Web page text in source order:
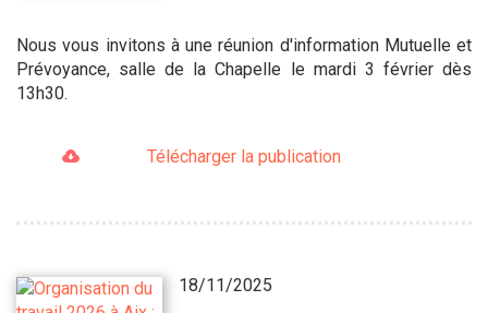
Nous vous invitons à une réunion d'information Mutuelle et
Prévoyance, salle de la Chapelle le mardi 3 février dès
13h30.
Télécharger la publication
18/11/2025